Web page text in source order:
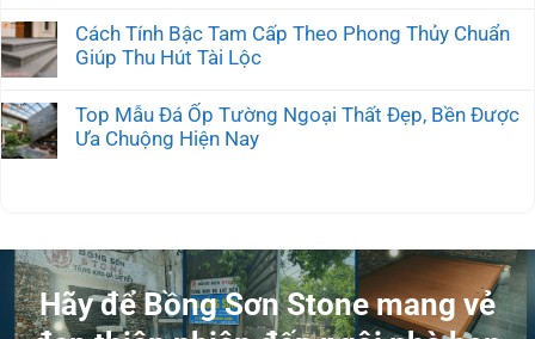
Cách Tính Bậc Tam Cấp Theo Phong Thủy Chuẩn
Giúp Thu Hút Tài Lộc
Top Mẫu Đá Ốp Tường Ngoại Thất Đẹp, Bền Được
Ưa Chuộng Hiện Nay
Hãy để Bồng Sơn Stone mang vẻ